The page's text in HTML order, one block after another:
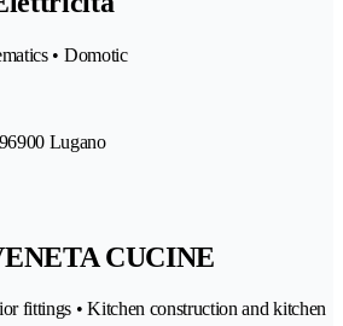
• Domotic
6900 Lugano
CUCINE
fittings • Kitchen construction and kitchen